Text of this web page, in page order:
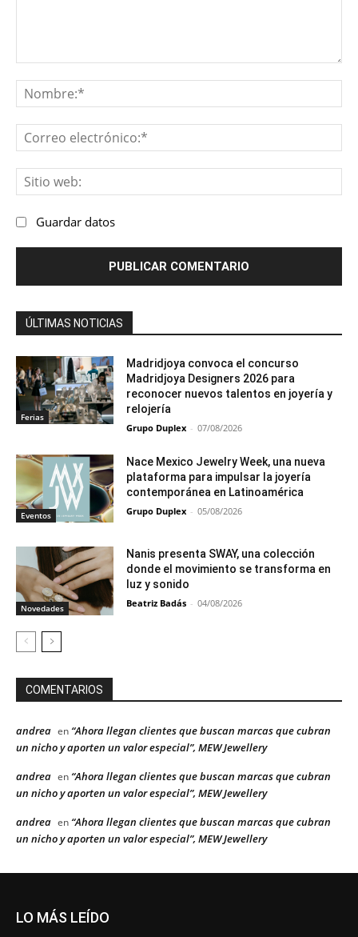
Guardar datos
ÚLTIMAS NOTICIAS
Ferias
Madridjoya convoca el concurso
Madridjoya Designers 2026 para
reconocer nuevos talentos en joyería y
relojería
Grupo Duplex - 07/08/2026
Eventos
Nace Mexico Jewelry Week, una nueva
plataforma para impulsar la joyería
contemporánea en Latinoamérica
Grupo Duplex - 05/08/2026
Novedades
Nanis presenta SWAY, una colección
donde el movimiento se transforma en
luz y sonido
Beatriz Badás - 04/08/2026
COMENTARIOS
andrea en “Ahora llegan clientes que buscan marcas que cubran
un nicho y aporten un valor especial”, MEW Jewellery
andrea en “Ahora llegan clientes que buscan marcas que cubran
un nicho y aporten un valor especial”, MEW Jewellery
andrea en “Ahora llegan clientes que buscan marcas que cubran
un nicho y aporten un valor especial”, MEW Jewellery
LO MÁS LEÍDO